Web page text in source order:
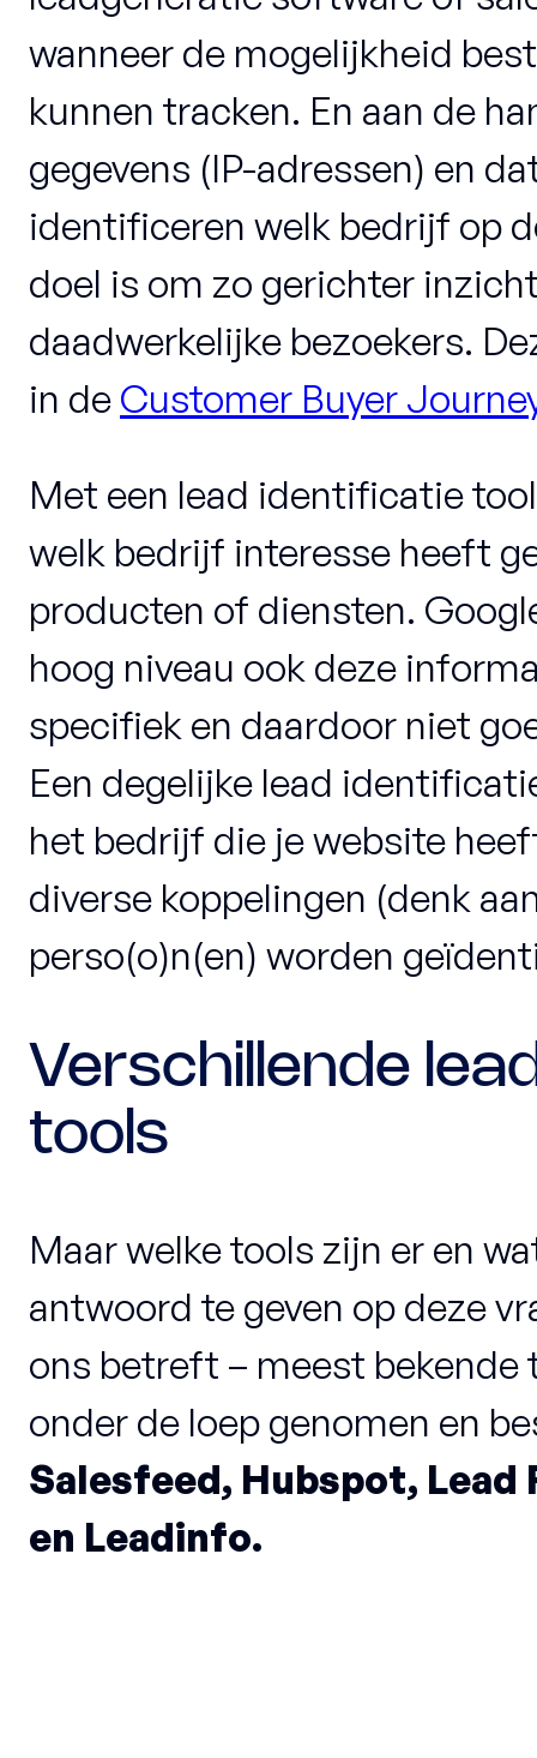
wanneer de mogelijkheid
kunnen tracken. En aan de
gegevens (IP-adressen) en
identificeren welk bedrijf op
doel is om zo gerichter
daadwerkelijke bezoekers.
in de Customer Buyer
Met een lead identificatie
welk bedrijf interesse heeft
producten of diensten.
hoog niveau ook deze
specifiek en daardoor niet
Een degelijke lead
het bedrijf die je website
diverse koppelingen (denk
perso(o)n(en) worden
Verschillende
tools
Maar welke tools zijn er en
antwoord te geven op deze
ons betreft – meest bekende
onder de loep genomen en
Salesfeed, Hubspot, Lead
en Leadinfo.